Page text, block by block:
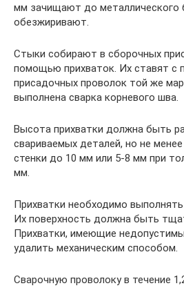
мм зачищают до металлического
обезжиривают.
Стыки собирают в сборочных
помощью прихваток. Их ставят с
присадочных проволок той же
выполнена сварка корневого шва.
Высота прихватки должна быть
свариваемых деталей, но не
стенки до 10 мм или 5-8 мм при
мм.
Прихватки необходимо
Их поверхность должна быть
Прихватки, имеющие
удалить механическим способом.
Сварочную проволоку в течение